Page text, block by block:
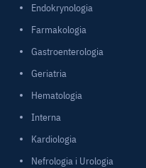
Endokrynologia
Farmakologia
Gastroenterologia
Geriatria
Hematologia
Interna
Kardiologia
Nefrologia i Urologia